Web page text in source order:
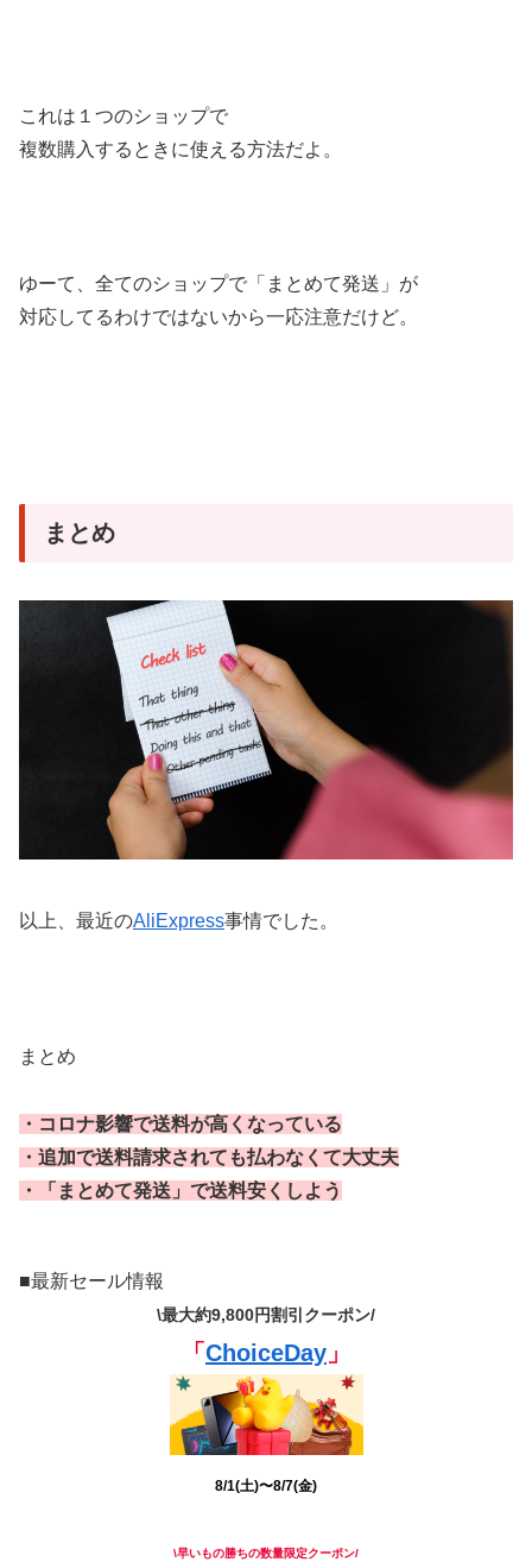
これは１つのショップで
複数購入するときに使える方法だよ。
ゆーて、全てのショップで「まとめて発送」が
対応してるわけではないから一応注意だけど。
まとめ
以上、最近のAliExpress事情でした。
まとめ
・コロナ影響で送料が高くなっている
・追加で送料請求されても払わなくて大丈夫
・「まとめて発送」で送料安くしよう
■最新セール情報
\最大約9,800円割引 クーポン/
「ChoiceDay 」
8/1(土)〜8/7(金)
\早いもの勝ちの数量限定クーポン/